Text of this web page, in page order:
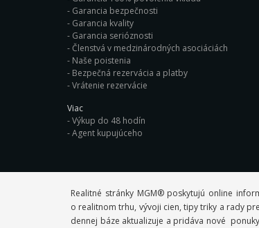
Garancia bezpečnosti
Garancia kvality
Garancia serióznosti
Členstvá v medzinárodných asociáciách
Naše poistenia
Bezpečná rezervácia a platby
Vrátenie rezervácie
Viac
Výkup do 48 hodín
Agent kupujúceho
Realitné stránky MGM® poskytujú online
o realitnom trhu, vývoji cien, tipy triky a rady
dennej báze aktualizuje a pridáva nové